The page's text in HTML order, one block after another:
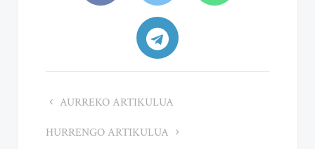
AURREKO ARTIKULUA
HURRENGO ARTIKULUA